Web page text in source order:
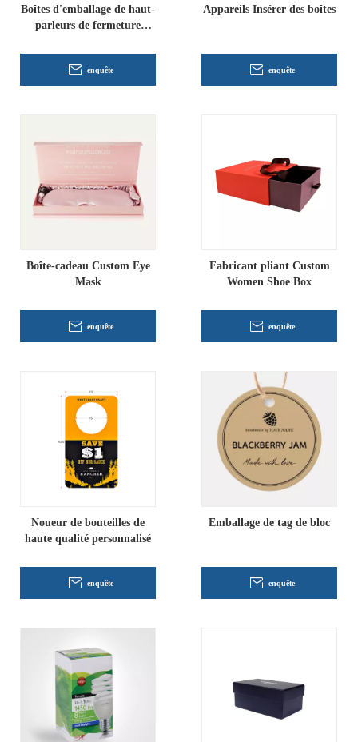
Boîtes d'emballage de haut-
parleurs de fermeture
enquête
Appareils Insérer des boîtes
enquête
Boîte-cadeau Custom Eye
Mask
enquête
Fabricant pliant Custom
Women Shoe Box
enquête
Noueur de bouteilles de
haute qualité personnalisé
enquête
Emballage de tag de bloc
enquête